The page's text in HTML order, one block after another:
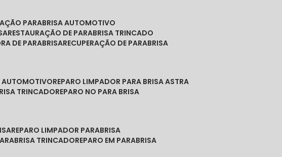
PARABRISA AUTOMOTIVO
RESTAURAÇÃO DE PARABRISA TRINCADO
DE PARABRISA RECUPERAÇÃO DE PARABRISA
AUTOMOTIVO REPARO LIMPADOR PARA BRISA ASTRA
TRINCADO REPARO NO PARA BRISA
REPARO LIMPADOR PARABRISA
TRINCADO REPARO EM PARABRISA